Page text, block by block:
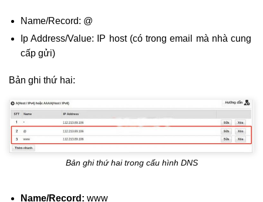
Name/Record: @
Ip Address/Value: IP host (có trong email mà nhà cung
cấp gửi)
Bản ghi thứ hai:
Bản ghi thứ hai trong cấu hình DNS
Name/Record: www